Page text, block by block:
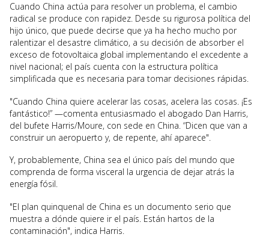
Cuando China actúa para resolver un problema, el cambio
radical se produce con rapidez. Desde su rigurosa política del
hijo único, que puede decirse que ya ha hecho mucho por
ralentizar el desastre climático, a su decisión de absorber el
exceso de fotovoltaica global implementando el excedente a
nivel nacional; el país cuenta con la estructura política
simplificada que es necesaria para tomar decisiones rápidas.
"Cuando China quiere acelerar las cosas, acelera las cosas. ¡Es
fantástico!” —comenta entusiasmado el abogado Dan Harris,
del bufete Harris/Moure, con sede en China. “Dicen que van a
construir un aeropuerto y, de repente, ahí aparece".
Y, probablemente, China sea el único país del mundo que
comprenda de forma visceral la urgencia de dejar atrás la
energía fósil.
"El plan quinquenal de China es un documento serio que
muestra a dónde quiere ir el país. Están hartos de la
contaminación", indica Harris.